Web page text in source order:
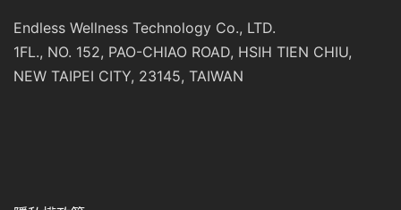
Endless Wellness Technology Co., LTD.
1FL., NO. 152, PAO-CHIAO ROAD, HSIH TIEN CHIU,
NEW TAIPEI CITY, 23145, TAIWAN